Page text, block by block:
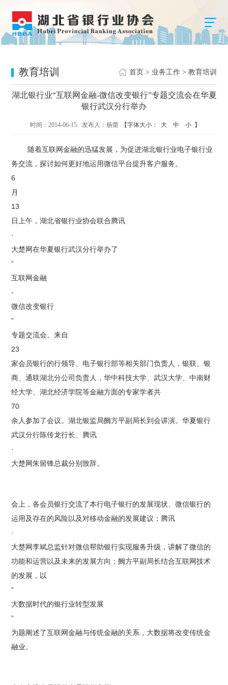
教育培训 首页 > 业务工作> 教育培训
湖北银行业“互联网金融-微信改变银行”专题交流会在华夏
银行武汉分行举办
时间：2014-06-15 发布人：杨蕾 【字体大小： 大 中 小 】
随着互联网金融的迅猛发展，为促进湖北银行业电子银行业
务交流，探讨如何更好地运用微信平台提升客户服务。
6
月
13
日上午，湖北省银行业协会联合腾讯
·
大楚网在华夏银行武汉分行举办了
“
互联网金融
-
微信改变银行
”
专题交流会。来自
23
家会员银行的行领导、电子银行部等相关部门负责人，银联、银
商、通联湖北分公司负责人，华中科技大学、武汉大学、中南财
经大学、湖北经济学院等金融方面的专家学者共
70
余人参加了会议。湖北银监局阙方平副局长到会讲演。华夏银行
武汉分行陈传龙行长、腾讯
·
大楚网朱留锋总裁分别致辞。
会上，各会员银行交流了本行电子银行的发展现状、微信银行的
运用及存在的风险以及对移动金融的发展建议；腾讯
·
大楚网李斌总监针对微信帮助银行实现服务升级，讲解了微信的
功能和运营以及未来的发展方向；阙方平副局长结合互联网技术
的发展，以
“
大数据时代的银行业转型发展
”
为题阐述了互联网金融与传统金融的关系，大数据将改变传统金
融业。